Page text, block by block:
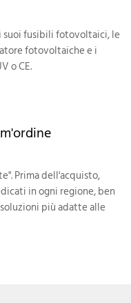
suoi fusibili fotovoltaici, le
fotovoltaiche e i
o CE.
Prima dell'acquisto,
in ogni regione, ben
più adatte alle